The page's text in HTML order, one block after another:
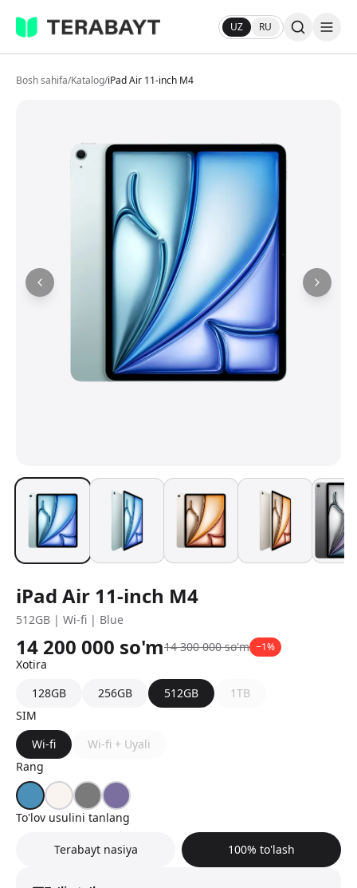
UZ RU
Bosh sahifa/Katalog/iPad Air 11-inch M4
iPad Air 11-inch M4
512GB | Wi-fi | Blue
14 200 000 so'm14 300 000 so'm −1%
Xotira
128GB
256GB 512GB
1TB
SIM
Wi-fi
Wi-fi + Uyali
Rang
To'lov usulini tanlang
Terabayt nasiya 100% to'lash